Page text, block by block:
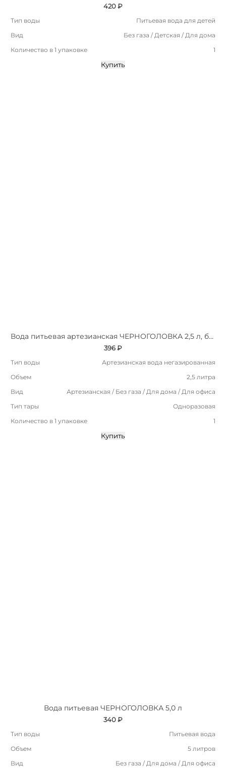
420 ₽
Тип воды
Питьевая вода для детей
Вид
Без газа / Детская / Для дома
Количество в 1 упаковке
1
Купить
Вода питьевая артезианская ЧЕРНОГОЛОВКА 2,5 л, без газа, ПЭТ
396 ₽
Тип воды
Артезианская вода негазированная
Объем
2,5 литра
Вид
Артезианская / Без газа / Для дома / Для офиса
Тип тары
Одноразовая
Количество в 1 упаковке
1
Купить
Вода питьевая ЧЕРНОГОЛОВКА 5,0 л
340 ₽
Тип воды
Питьевая вода
Объем
5 литров
Вид
Без газа / Для дома / Для офиса